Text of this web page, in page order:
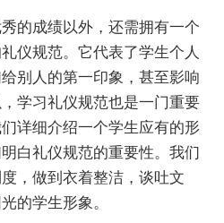
的成绩以外，还需拥有一个
仪规范。它代表了学生个人
别人的第一印象，甚至影响
学习礼仪规范也是一门重要
详细介绍一个学生应有的形
白礼仪规范的重要性。我们
，做到衣着整洁，谈吐文
的学生形象。